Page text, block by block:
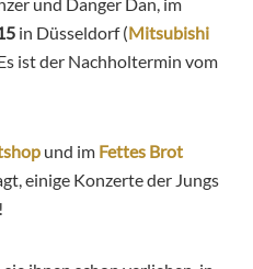
in Düsseldorf (Mitsubishi
ist der Nachholtermin vom
und im Fettes Brot
einige Konzerte der Jungs